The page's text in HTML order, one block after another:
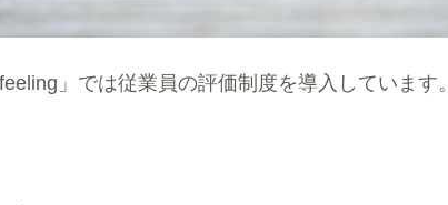
」では従業員の評価制度を導入しています。